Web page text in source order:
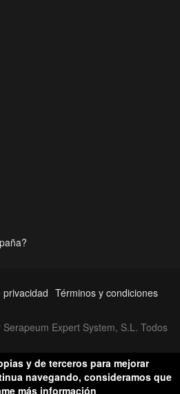
privacidad Términos y condiciones
Expert System, S.L. Todos
y de terceros para mejorar
navegando, consideramos que
más información